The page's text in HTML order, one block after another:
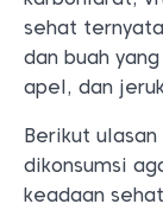
sehat
dan buah
apel, dan
Berikut
dikonsumsi
keadaan